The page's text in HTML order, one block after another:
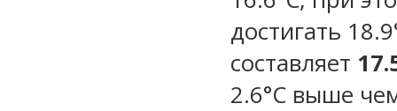
достигать
составляет
2.6°C выше